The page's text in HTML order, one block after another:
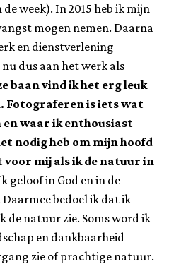
week). In 2015 heb ik mijn
mogen nemen. Daarna
en dienstverlening
dus aan het werk als
baan vind ik het erg leuk
Fotograferen is iets wat
en waar ik enthousiast
nodig heb om mijn hoofd
mij als ik de natuur in
geloof in God en in de
bedoel ik dat ik
de natuur zie. Soms word ik
en dankbaarheid
zie of prachtige natuur.